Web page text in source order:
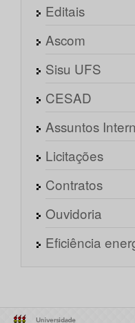
Editais
Ascom
Sisu UFS
CESAD
Assuntos
Licitações
Contratos
Ouvidoria
Eficiência